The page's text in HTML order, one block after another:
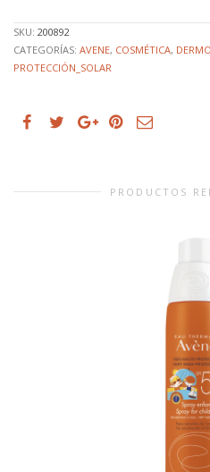
SKU: 200892
CATEGORÍAS: AVENE, COSMÉTICA,
PROTECCIÓN_SOLAR
PRODUCTOS